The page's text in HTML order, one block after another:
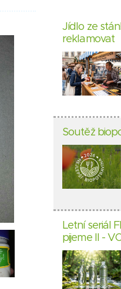
Jídlo ze
reklamovat
Soutěž
Letní seriál
pijeme II -